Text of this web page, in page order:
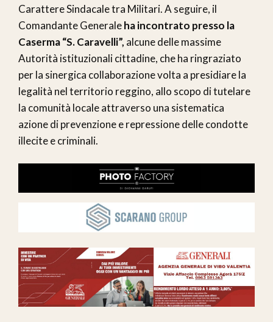
Carattere Sindacale tra Militari. A seguire, il
Comandante Generaleha incontrato presso la
Caserma “S. Caravelli”, alcune delle massime
Autorità istituzionali cittadine, che ha ringraziato
per la sinergica collaborazione volta a presidiare la
legalità nel territorio reggino, allo scopo di tutelare
la comunità locale attraverso una sistematica
azione di prevenzione e repressione delle condotte
illecite e criminali.